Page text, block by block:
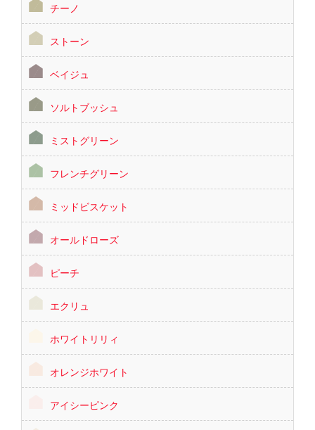
チーノ
ストーン
ベイジュ
ソルトブッシュ
ミストグリーン
フレンチグリーン
ミッドビスケット
オールドローズ
ピーチ
エクリュ
ホワイトリリィ
オレンジホワイト
アイシーピンク